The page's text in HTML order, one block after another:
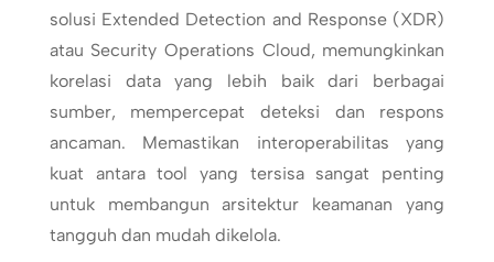
solusi Extended Detection and Response (XDR)
atau Security Operations Cloud, memungkinkan
korelasi data yang lebih baik dari berbagai
sumber, mempercepat deteksi dan respons
ancaman. Memastikan interoperabilitas yang
kuat antara tool yang tersisa sangat penting
untuk membangun arsitektur keamanan yang
tangguh dan mudah dikelola.